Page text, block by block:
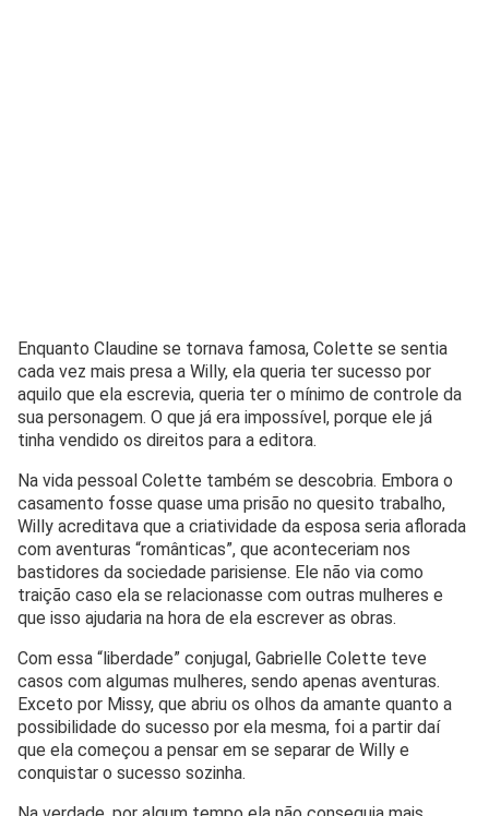
Enquanto Claudine se tornava famosa, Colette se sentia
cada vez mais presa a Willy, ela queria ter sucesso por
aquilo que ela escrevia, queria ter o mínimo de controle da
sua personagem. O que já era impossível, porque ele já
tinha vendido os direitos para a editora.
Na vida pessoal Colette também se descobria. Embora o
casamento fosse quase uma prisão no quesito trabalho,
Willy acreditava que a criatividade da esposa seria aflorada
com aventuras “românticas”, que aconteceriam nos
bastidores da sociedade parisiense. Ele não via como
traição caso ela se relacionasse com outras mulheres e
que isso ajudaria na hora de ela escrever as obras.
Com essa “liberdade” conjugal, Gabrielle Colette teve
casos com algumas mulheres, sendo apenas aventuras.
Exceto por Missy, que abriu os olhos da amante quanto a
possibilidade do sucesso por ela mesma, foi a partir daí
que ela começou a pensar em se separar de Willy e
conquistar o sucesso sozinha.